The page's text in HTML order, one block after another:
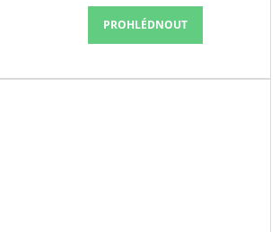
PROHLÉDNOUT